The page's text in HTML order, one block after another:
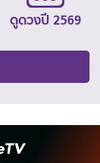
ดูดวงปี 2569